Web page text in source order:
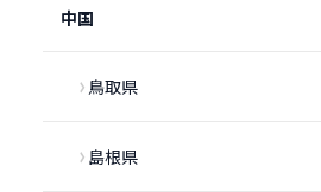
中国
鳥取県
島根県